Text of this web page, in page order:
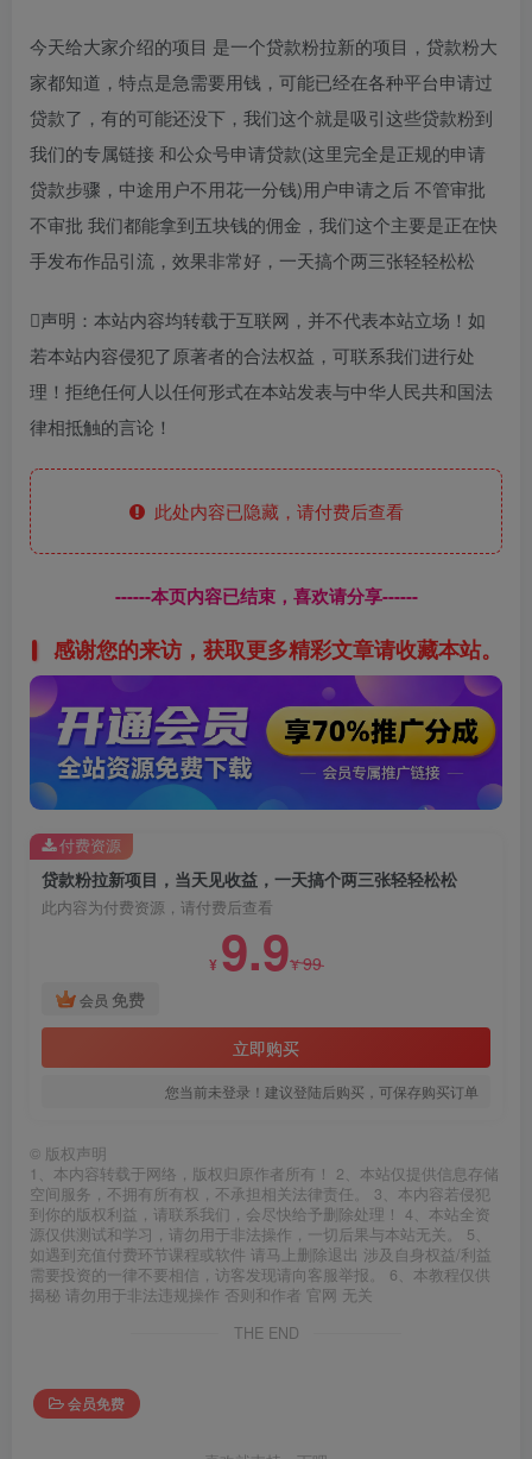
今天给大家介绍的项目 是一个贷款粉拉新的项目，贷款粉大
家都知道，特点是急需要用钱，可能已经在各种平台申请过
贷款了，有的可能还没下，我们这个就是吸引这些贷款粉到
我们的专属链接 和公众号申请贷款(这里完全是正规的申请
贷款步骤，中途用户不用花一分钱)用户申请之后 不管审批
不审批 我们都能拿到五块钱的佣金，我们这个主要是正在快
手发布作品引流，效果非常好，一天搞个两三张轻轻松松
声明：本站内容均转载于互联网，并不代表本站立场！如
若本站内容侵犯了原著者的合法权益，可联系我们进行处
理！拒绝任何人以任何形式在本站发表与中华人民共和国法
律相抵触的言论！
此处内容已隐藏，请付费后查看
------本页内容已结束，喜欢请分享------
感谢您的来访，获取更多精彩文章请收藏本站。
贷款粉拉新项目，当天见收益，一天搞个两三张轻轻松松
此内容为付费资源，请付费后查看
¥ 9.9¥99
会员 免费
立即购买
您当前未登录！建议登陆后购买，可保存购买订单
付费资源
© 版权声明
1、本内容转载于网络，版权归原作者所有！ 2、本站仅提供信息存储
空间服务，不拥有所有权，不承担相关法律责任。 3、本内容若侵犯
到你的版权利益，请联系我们，会尽快给予删除处理！ 4、本站全资
源仅供测试和学习，请勿用于非法操作，一切后果与本站无关。 5、
如遇到充值付费环节课程或软件 请马上删除退出 涉及自身权益/利益
需要投资的一律不要相信，访客发现请向客服举报。 6、本教程仅供
揭秘 请勿用于非法违规操作 否则和作者 官网 无关
THE END
会员免费